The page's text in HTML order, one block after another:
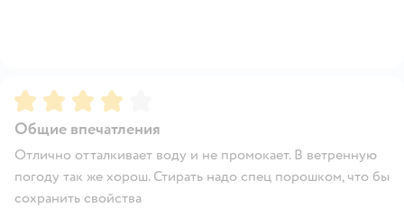
Рейтинг:4
Общие впечатления
Отлично отталкивает воду и не промокает. В ветренную
погоду так же хорош. Стирать надо спец порошком, что бы
сохранить свойства